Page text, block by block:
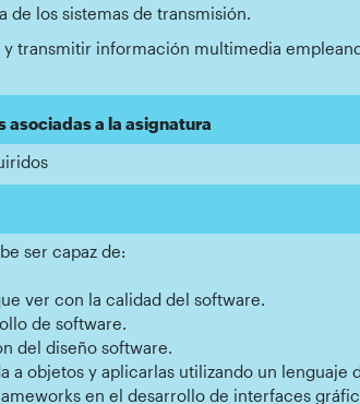
los sistemas de transmisión.
y transmitir información multimedia
asociadas a la asignatura
ser capaz de:
ver con la calidad del software.
de software.
del diseño software.
a objetos y aplicarlas utilizando un lenguaje
en el desarrollo de interfaces